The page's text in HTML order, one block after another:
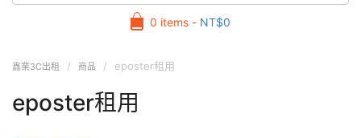
0 items - NT$0
鑫業3C出租 商品 eposter租用
eposter租用